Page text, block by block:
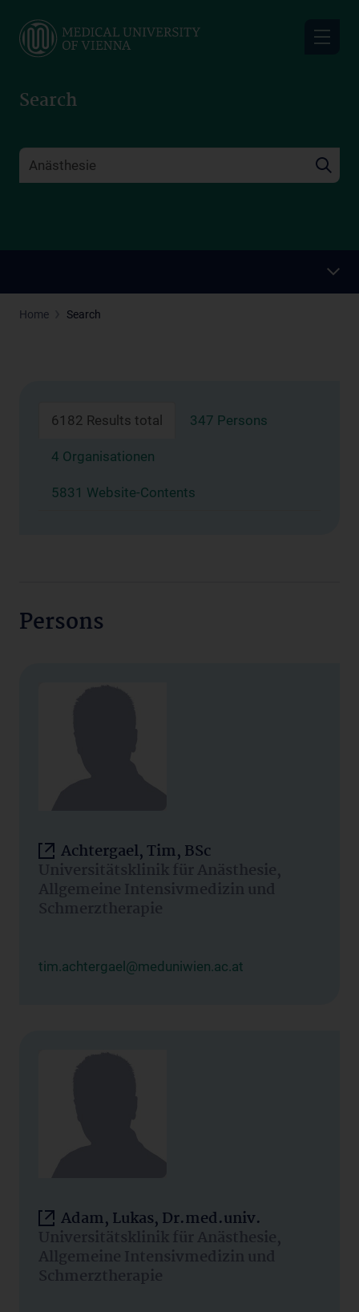
main
Search
Home Search
6182 Results total 347 Persons
4 Organisationen
5831 Website-Contents
Persons
Achtergael, Tim, BSc
Universitätsklinik für Anästhesie,
Allgemeine Intensivmedizin und
Schmerztherapie
tim.achtergael@meduniwien.ac.at
Adam, Lukas, Dr.med.univ.
Universitätsklinik für Anästhesie,
Allgemeine Intensivmedizin und
Schmerztherapie